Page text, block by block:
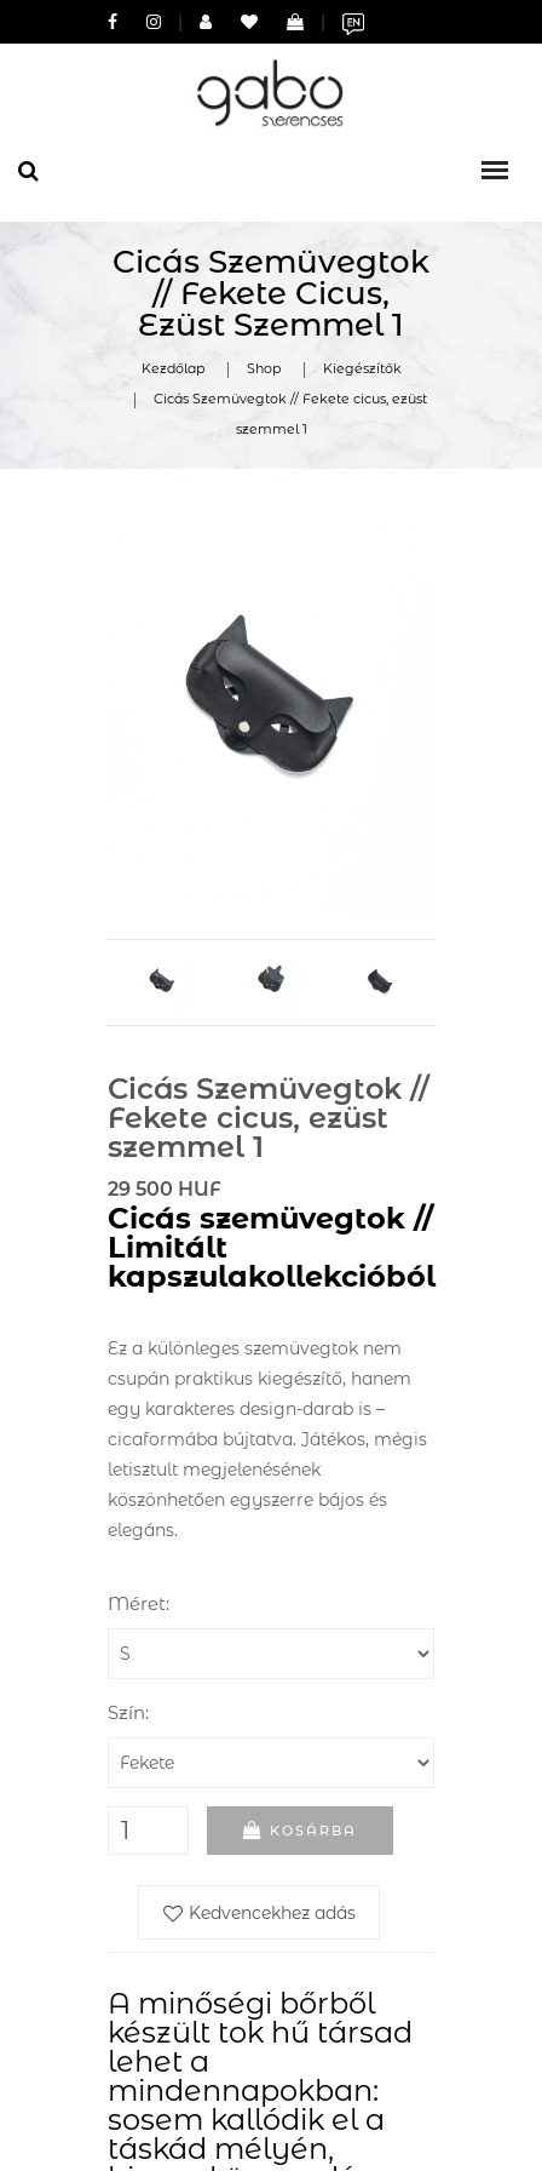
| |
Cicás Szemüvegtok
// Fekete Cicus,
Ezüst Szemmel 1
Kezdőlap Shop
Kiegészítők
Cicás Szemüvegtok // Fekete cicus, ezüst
szemmel 1
Cicás Szemüvegtok //
Fekete cicus, ezüst
szemmel 1
29 500 HUF
Cicás szemüvegtok //
Limitált
kapszulakollekcióból
Ez a különleges szemüvegtok nem
csupán praktikus kiegészítő, hanem
egy karakteres design-darab is –
cicaformába bújtatva. Játékos, mégis
letisztult megjelenésének
köszönhetően egyszerre bájos és
elegáns.
Méret:
Szín:
KOSÁRBA
Kedvencekhez adás
A minőségi bőrből
készült tok hű társad
lehet a
mindennapokban:
sosem kallódik el a
táskád mélyén,